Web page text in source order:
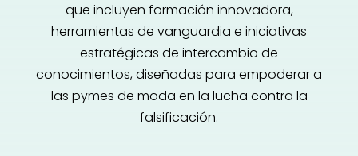
que incluyen formación innovadora,
herramientas de vanguardia e iniciativas
estratégicas de intercambio de
conocimientos, diseñadas para empoderar a
las pymes de moda en la lucha contra la
falsificación.